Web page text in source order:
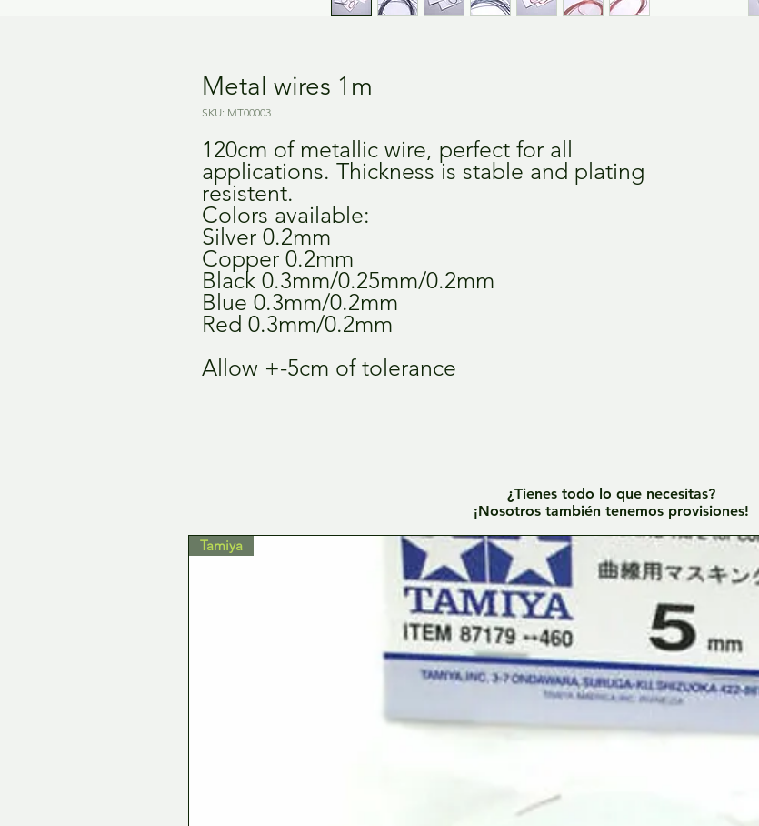
Metal wires 1m
SKU: MT00003
120cm of metallic wire, perfect for all
applications. Thickness is stable and plating
resistent.
Colors available:
Silver 0.2mm
Copper 0.2mm
Black 0.3mm/0.25mm/0.2mm
Blue 0.3mm/0.2mm
Red 0.3mm/0.2mm
Allow +-5cm of tolerance
¿Tienes todo lo que necesitas?
¡Nosotros también tenemos provisiones!
Tamiya